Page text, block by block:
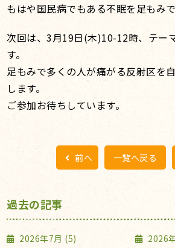
もはや国民病でもある不眠を足もみ
次回は、3月19日(木)10-12時、テー
す。
足もみで多くの人が痛がる反射区を
します。
ご参加お待ちしています。
前へ 一覧へ戻る
過去の記事
2026年7月 (5)
2026